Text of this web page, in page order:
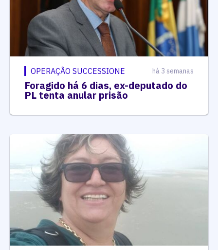
OPERAÇÃO SUCCESSIONE há 3 semanas
Foragido há 6 dias, ex-deputado do
PL tenta anular prisão